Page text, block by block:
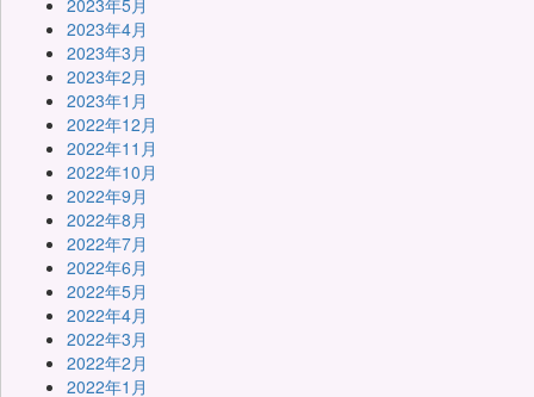
2023年5月
2023年4月
2023年3月
2023年2月
2023年1月
2022年12月
2022年11月
2022年10月
2022年9月
2022年8月
2022年7月
2022年6月
2022年5月
2022年4月
2022年3月
2022年2月
2022年1月